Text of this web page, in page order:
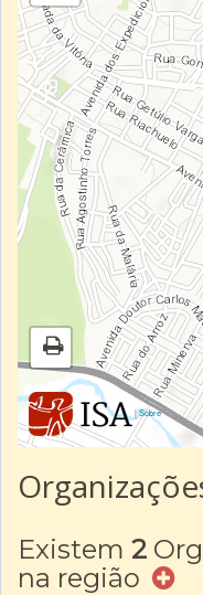
|Sobre
Existem 2
na região